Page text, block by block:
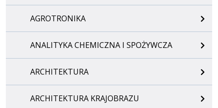
AGROTRONIKA
ANALITYKA CHEMICZNA I SPOŻYWCZA
ARCHITEKTURA
ARCHITEKTURA KRAJOBRAZU